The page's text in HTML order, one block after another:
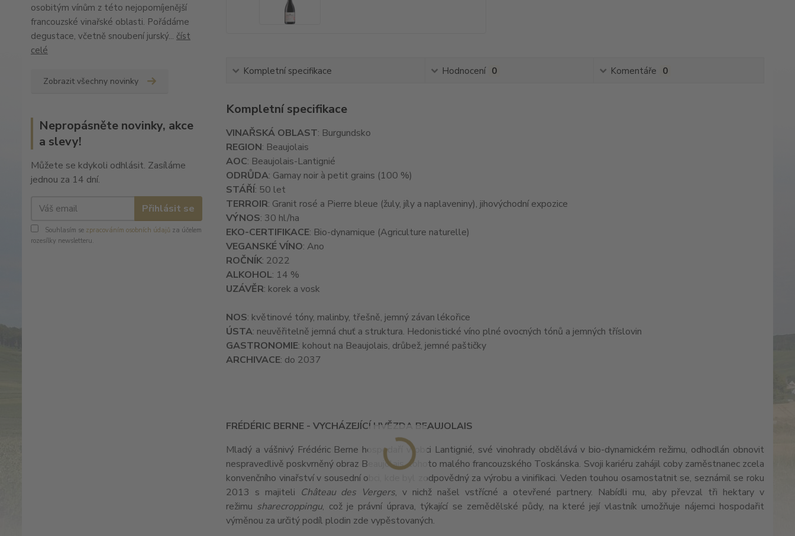
osobitým vínům z této nejopomíjenější
francouzské vinařské oblasti. Pořádáme
degustace, včetně snoubení jurský... číst
celé
Zobrazit všechny novinky
Nepropásněte novinky, akce
a slevy!
Můžete se kdykoli odhlásit. Zasíláme
jednou za 14 dní.
Přihlásit se
Souhlasím se zpracováním osobních údajů za účelem
rozesílky newsletteru.
Kompletní specifikace Hodnocení 0 Komentáře 0
Kompletní specifikace
VINAŘSKÁ OBLAST: Burgundsko
REGION: Beaujolais
AOC: Beaujolais-Lantignié
ODRŮDA: Gamay noir à petit grains (100 %)
STÁŘÍ: 50 let
TERROIR: Granit rosé a Pierre bleue (žuly, jíly a naplaveniny), jihovýchodní expozice
VÝNOS: 30 hl/ha
EKO-CERTIFIKACE: Bio-dynamique (Agriculture naturelle)
VEGANSKÉ VÍNO: Ano
ROČNÍK: 2022
ALKOHOL: 14 %
UZÁVĚR: korek a vosk
NOS: květinové tóny, malinby, třešně, jemný závan lékořice
ÚSTA: neuvěřitelně jemná chuť a struktura. Hedonistické víno plné ovocných tónů a jemných tříslovin
GASTRONOMIE: kohout na Beaujolais, drůbež, jemné paštičky
ARCHIVACE: do 2037
FRÉDÉRIC BERNE - VYCHÁZEJÍCÍ HVĚZDA BEAUJOLAIS
Mladý a vášnivý Frédéric Berne hospodaří v obci Lantignié, své vinohrady obdělává v bio-dynamickém režimu, odhodlán obnovit
nespravedlivě poskvrněný obraz Beaujolais, tohoto malého francouzského Toskánska. Svoji kariéru zahájil coby zaměstnanec zcela
konvenčního vinařství v sousední obci, kde byl zodpovědný za výrobu a vinifikaci. Veden touhou osamostatnit se, seznámil se roku
2013 s majiteli Château des Vergers, v nichž našel vstřícné a otevřené partnery. Nabídli mu, aby převzal tři hektary v
režimu sharecroppingu, což je právní úprava, týkající se zemědělské půdy, na které její vlastník umožňuje nájemci hospodařit
výměnou za určitý podíl plodin zde vypěstovaných.